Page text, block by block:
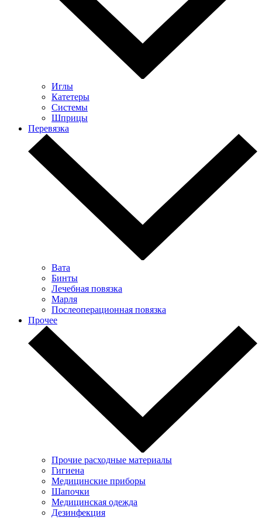
Иглы
Катетеры
Системы
Шприцы
Перевязка
Вата
Бинты
Лечебная повязка
Марля
Послеоперационная повязка
Прочее
Прочие расходные материалы
Гигиена
Медицинские приборы
Шапочки
Медицинская одежда
Дезинфекция